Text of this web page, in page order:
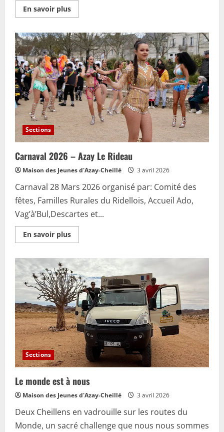
En savoir plusEn
savoir
AZAY
LE
RIDEAU
–
Tournoi
interne
de
la
section
badminton
de
la
MJC
Sections
Carnaval 2026 – Azay Le Rideau
Maison des Jeunes d'Azay-Cheillé 3 avril 2026
Carnaval 28 Mars 2026 organisé par: Comité des
fêtes, Familles Rurales du Ridellois, Accueil Ado,
Vag’à’Bul,Descartes et...
En savoir plusEn
savoir
Carnaval
2026
–
Azay
Le
Rideau
Sections
Le monde est à nous
Maison des Jeunes d'Azay-Cheillé 3 avril 2026
Deux Cheillens en vadrouille sur les routes du
Monde, un sacré challenge que nous nous sommes